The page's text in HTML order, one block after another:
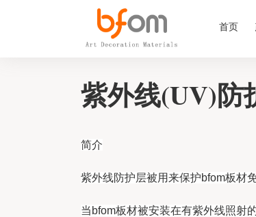
首页
紫外线(UV)防
简介
紫外线防护层被用来保护bfom板材
当bfom板材被安装在有紫外线照射